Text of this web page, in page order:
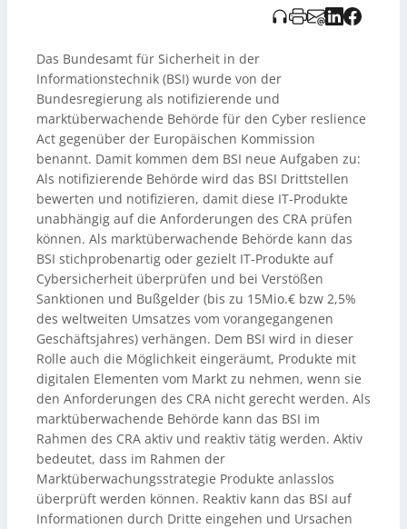
vom Markt zu nehmen. Als marktüberwachende
um Cybersicherheitsstandards durchzusetzen.
Das Bundesamt für Sicherheit in der
Informationstechnik (BSI) wurde von der
Bundesregierung als notifizierende und
marktüberwachende Behörde für den Cyber reslience
Act gegenüber der Europäischen Kommission
benannt. Damit kommen dem BSI neue Aufgaben zu:
Als notifizierende Behörde wird das BSI Drittstellen
bewerten und notifizieren, damit diese IT-Produkte
unabhängig auf die Anforderungen des CRA prüfen
können. Als marktüberwachende Behörde kann das
BSI stichprobenartig oder gezielt IT-Produkte auf
Cybersicherheit überprüfen und bei Verstößen
Sanktionen und Bußgelder (bis zu 15Mio.€ bzw 2,5%
des weltweiten Umsatzes vom vorangegangenen
Geschäftsjahres) verhängen. Dem BSI wird in dieser
Rolle auch die Möglichkeit eingeräumt, Produkte mit
digitalen Elementen vom Markt zu nehmen, wenn sie
den Anforderungen des CRA nicht gerecht werden. Als
marktüberwachende Behörde kann das BSI im
Rahmen des CRA aktiv und reaktiv tätig werden. Aktiv
bedeutet, dass im Rahmen der
Marktüberwachungsstrategie Produkte anlasslos
überprüft werden können. Reaktiv kann das BSI auf
Informationen durch Dritte eingehen und Ursachen